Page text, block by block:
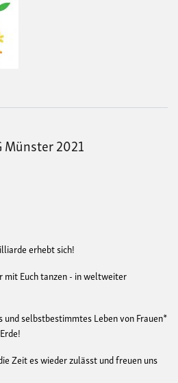
Münster 2021
erhebt sich!
mit Euch tanzen - in weltweiter
selbstbestimmtes Leben von Frauen*
Zeit es wieder zulässt und freuen uns